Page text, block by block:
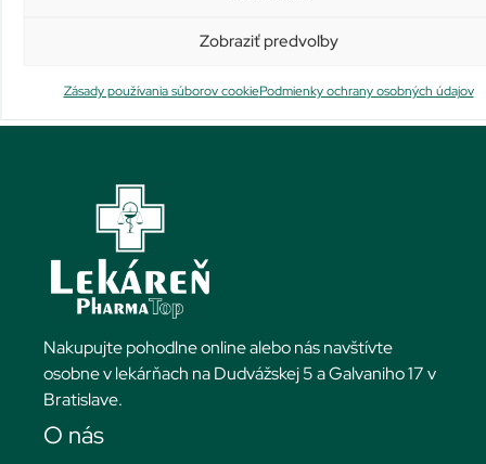
Zobraziť predvoľby
Zásady používania súborov cookiePodmienky ochrany osobných údajov
Nakupujte pohodlne online alebo nás navštívte
osobne v lekárňach na Dudvážskej 5 a Galvaniho 17 v
Bratislave.
O nás